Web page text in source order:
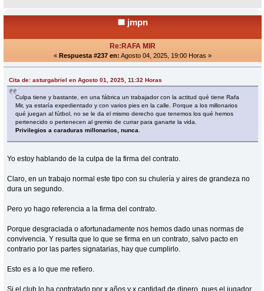
jmpn
Re:RAFA MIR
« Respuesta #237 en: Agosto 04, 2025, 19:00 Horas »
Cita de: asturgabriel en Agosto 01, 2025, 11:32 Horas
Culpa tiene y bastante, en una fábrica un trabajador con la actitud qué tiene Rafa
Mir, ya estaría expedientado y con varios pies en la calle. Porque a los millonarios
qué juegan al fútbol, no se le da el mismo derecho que tenemos los qué hemos
pertenecido o pertenecen al gremio de currar para ganarte la vida.
Privilegios a caraduras millonarios, nunca
Yo estoy hablando de la culpa de la firma del contrato.
Claro, en un trabajo normal este tipo con su chulería y aires de grandeza no
dura un segundo.
Pero yo hago referencia a la firma del contrato.
Porque desgraciada o afortunadamente nos hemos dado unas normas de
convivencia. Y resulta que lo que se firma en un contrato, salvo pacto en
contrario por las partes signatarias, hay que cumplirlo.
Esto es a lo que me refiero.
Si el club lo ha contratado por x años y x cantidad de dinero, pues el jugador